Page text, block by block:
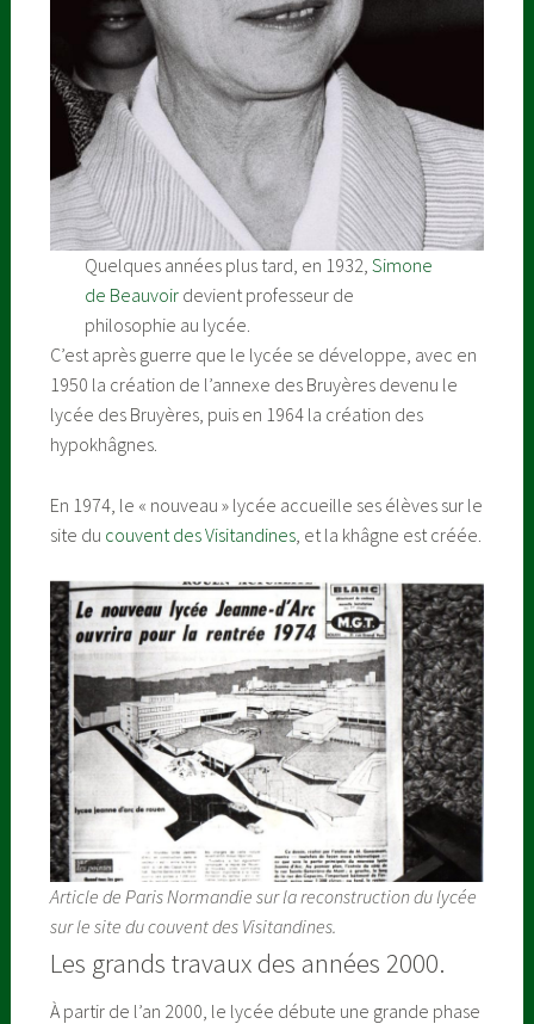
Quelques années plus tard, en 1932,Simone
de Beauvoir devient professeur de
philosophie au lycée.
C’est après guerre que le lycée se développe, avec en
1950 la création de l’annexe des Bruyères devenu le
lycée des Bruyères, puis en 1964 la création des
hypokhâgnes.
En 1974, le « nouveau » lycée accueille ses élèves sur le
site du couvent des Visitandines, et la khâgne est créée.
Article de Paris Normandie sur la reconstruction du lycée
sur le site du couvent des Visitandines.
Les grands travaux des années 2000.
À partir de l’an 2000, le lycée débute une grande phase